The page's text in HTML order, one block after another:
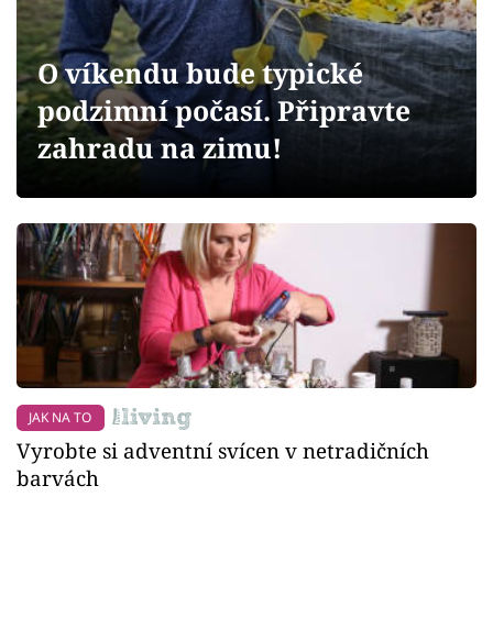
Přihlášení
Sledujte nás
O víkendu bude typické
podzimní počasí. Připravte
zahradu na zimu!
JAK NA TO
Vyrobte si adventní svícen v netradičních
barvách